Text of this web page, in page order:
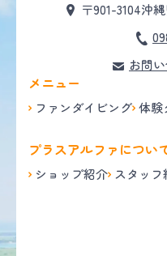
〒901-3104沖
お問
メニュー
ファンダイビング 体験
プラスアルファについ
ショップ紹介 スタッフ